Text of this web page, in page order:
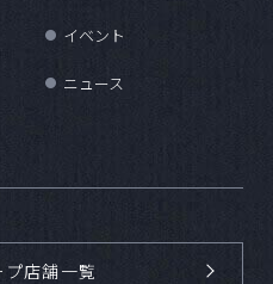
● イベント
● ニュース
店舗一覧